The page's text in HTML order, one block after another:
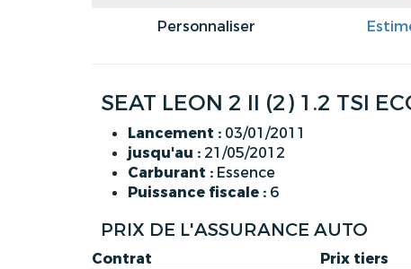
Personnaliser
SEAT LEON 2 II (2) 1.2 TSI
Lancement : 03/01/2011
jusqu'au : 21/05/2012
Carburant : Essence
Puissance fiscale : 6
PRIX DE L'ASSURANCE AUTO
Contrat Prix tiers